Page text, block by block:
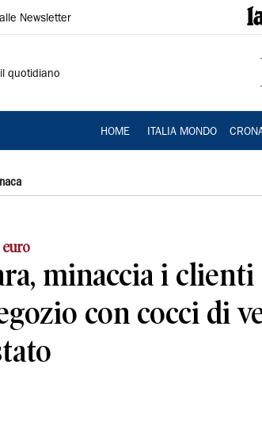
Newsletter
quotidiano
HOME ITALIA MONDO
minaccia i clienti
con cocci di